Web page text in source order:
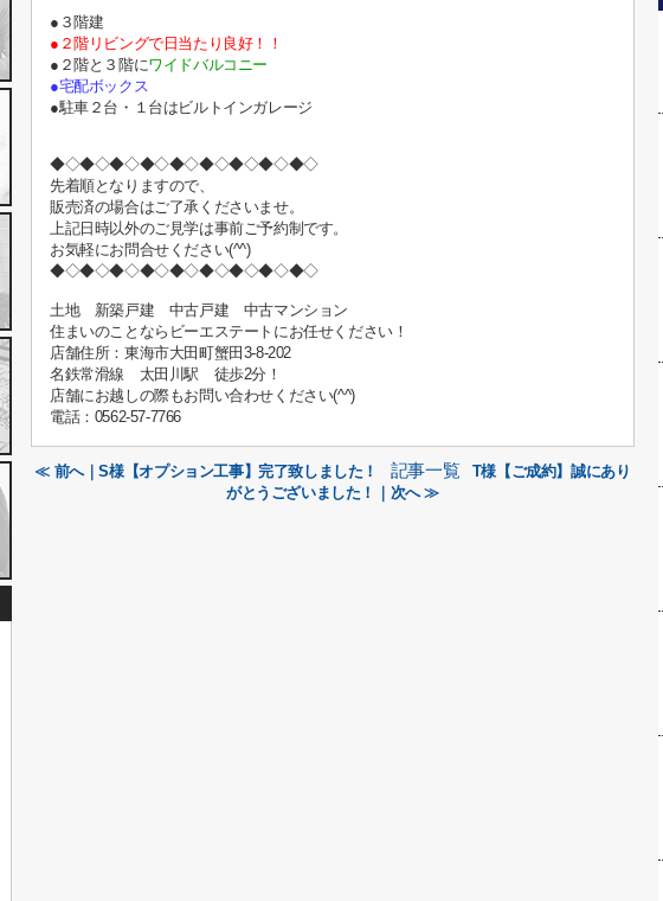
●３階建
●２階リビングで日当たり良好！！
●２階と３階にワイドバルコニー
●宅配ボックス
●駐車２台・１台はビルトインガレージ
◆◇◆◇◆◇◆◇◆◇◆◇◆◇◆◇◆◇
先着順となりますので、
販売済の場合はご了承くださいませ。
上記日時以外のご見学は事前ご予約制です。
お気軽にお問合せください(^^)
◆◇◆◇◆◇◆◇◆◇◆◇◆◇◆◇◆◇
土地 新築戸建 中古戸建 中古マンション
住まいのことならビーエステートにお任せください！
店舗住所：東海市大田町蟹田3-8-202
名鉄常滑線 太田川駅 徒歩2分！
店舗にお越しの際もお問い合わせください(^^)
電話：0562-57-7766
≪ 前へ｜S様【オプション工事】完了致しました！ 記事一覧
T様【ご成約】誠にあり
がとうございました！｜次へ ≫